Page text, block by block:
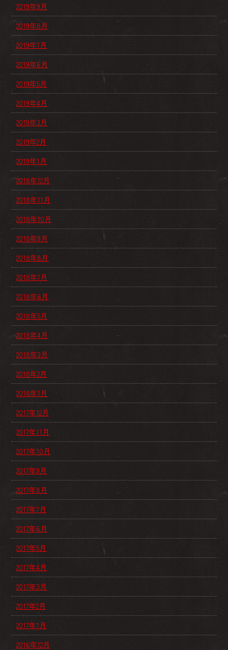
2019年9月
2019年8月
2019年7月
2019年6月
2019年5月
2019年4月
2019年3月
2019年2月
2019年1月
2018年12月
2018年11月
2018年10月
2018年9月
2018年8月
2018年7月
2018年6月
2018年5月
2018年4月
2018年3月
2018年2月
2018年1月
2017年12月
2017年11月
2017年10月
2017年9月
2017年8月
2017年7月
2017年6月
2017年5月
2017年4月
2017年3月
2017年2月
2017年1月
2016年12月